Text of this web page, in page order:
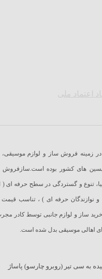
بیش از 18 سال سابقه در زمینه فروش ساز و لوازم
های کشور بوده است.سازفروش
تنوع و گستردگی در سطح حرفه ای (
و نوازندگان حرفه ای ) ، تناسب
ساز و لوازم جانبی توسط کادر
اهالی موسیقی بدل شده است.
به سی تیر (روبرو چارسو) پاساژ